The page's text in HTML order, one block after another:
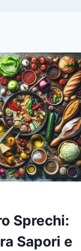
Sprechi:
Sapori e